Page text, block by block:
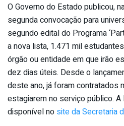
O Governo do Estado publicou,
segunda convocação para
segundo edital do Programa
a nova lista, 1.471 mil
órgão ou entidade em que irão
dez dias úteis. Desde o
deste ano, já foram contratados
estagiarem no serviço público.
disponível no site da Secretaria